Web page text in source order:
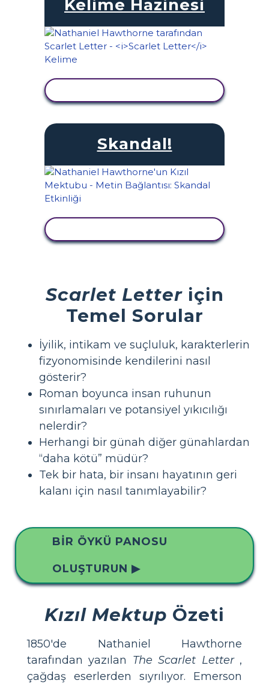
Kelime Hazinesi
Skandal!
Scarlet Letteriçin
Temel Sorular
İyilik, intikam ve suçluluk, karakterlerin
fizyonomisinde kendilerini nasıl
gösterir?
Roman boyunca insan ruhunun
sınırlamaları ve potansiyel yıkıcılığı
nelerdir?
Herhangi bir günah diğer günahlardan
“daha kötü” müdür?
Tek bir hata, bir insanı hayatının geri
kalanı için nasıl tanımlayabilir?
BIR ÖYKÜ PANOSU
OLUŞTURUN ▶
Kızıl Mektup Özeti
1850'de Nathaniel Hawthorne
tarafından yazılan The Scarlet Letter,
çağdaş eserlerden sıyrılıyor. Emerson